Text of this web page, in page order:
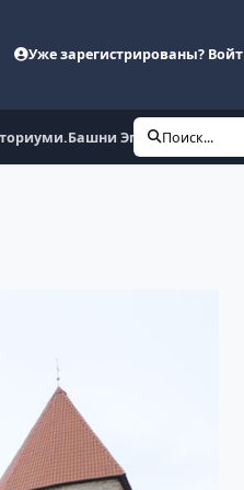
Уже зарегистрированы?
Эппинг иПоиск...